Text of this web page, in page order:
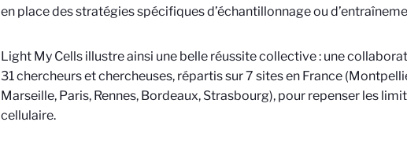
en placedes stratégies spécifiques d’échantillonnage ou
Light My Cells illustre ainsi une belle réussite collective : une
31 chercheurs et chercheuses, répartis sur 7 sites en France
Marseille, Paris, Rennes, Bordeaux, Strasbourg), pour repenser les
cellulaire.